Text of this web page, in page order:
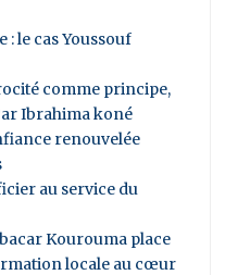
: le cas Youssouf
comme principe,
Ibrahima koné
renouvelée
au service du
Kourouma place
locale au cœur